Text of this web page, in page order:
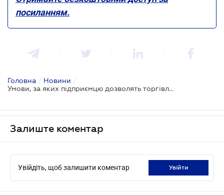
посиланням.
Головна / Новини /
Умови, за яких підприємцю дозволять торгівлю алкогольними напоями
Залиште коментар
Увійдіть, щоб залишити коментар увійти